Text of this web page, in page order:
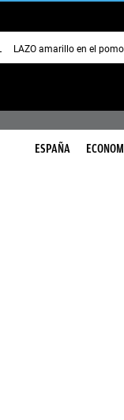
LAZO amarillo en el
ESPAÑA